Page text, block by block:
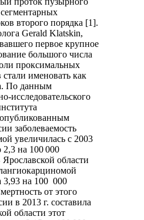
второго порядка [1].
Gerald Klatskin,
первое крупное
большого числа
проксимальных
именовать как
По данным
исследовательского
заболеваемость
увеличилась с 2003
2,3 на 100 000
области
3,93 на 100 000
от этого
в 2013 г. составила
области этот